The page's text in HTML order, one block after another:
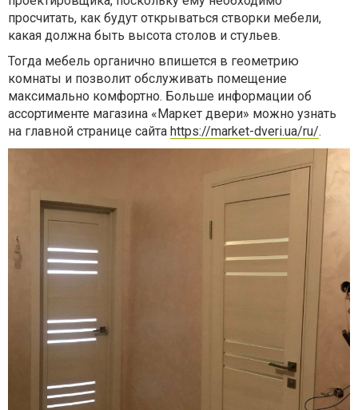
просчитать, как будут открываться створки мебели,
какая должна быть высота столов и стульев.
Тогда мебель органично впишется в геометрию
комнаты и позволит обслуживать помещение
максимально комфортно. Больше информации об
ассортименте магазина «Маркет двери» можно узнать
на главной странице сайта https://market-dveri.ua/ru/.